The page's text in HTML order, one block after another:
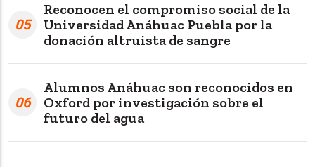
05
Reconocen el compromiso social de la
Universidad Anáhuac Puebla por la
donación altruista de sangre
06
Alumnos Anáhuac son reconocidos en
Oxford por investigación sobre el
futuro del agua